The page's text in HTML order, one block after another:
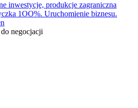
inwestycje, produkcje zagraniczna
1OO%. Uruchomienie biznesu.
negocjacji